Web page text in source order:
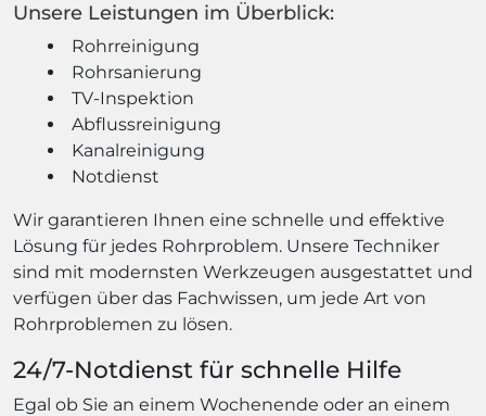
Unsere Leistungen im Überblick:
Rohrreinigung
Rohrsanierung
TV-Inspektion
Abflussreinigung
Kanalreinigung
Notdienst
Wir garantieren Ihnen eine schnelle und effektive
Lösung für jedes Rohrproblem. Unsere Techniker
sind mit modernsten Werkzeugen ausgestattet und
verfügen über das Fachwissen, um jede Art von
Rohrproblemen zu lösen.
24/7-Notdienst für schnelle Hilfe
Egal ob Sie an einem Wochenende oder an einem